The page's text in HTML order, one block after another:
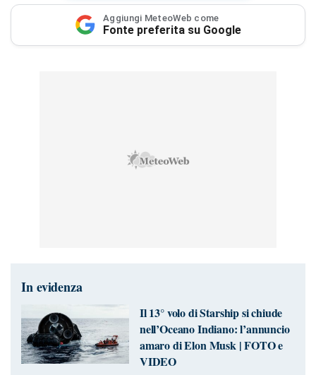
Aggiungi MeteoWeb come
Fonte preferita su Google
In evidenza
Il 13° volo di Starship si chiude
nell’Oceano Indiano: l’annuncio
amaro di Elon Musk | FOTO e
VIDEO